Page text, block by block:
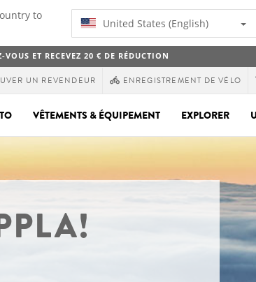
to
United States (English)
VOUS ET RECEVEZ 20 € DE RÉDUCTION
UN REVENDEUR ENREGISTREMENT DE VÉLO
VÊTEMENTS & ÉQUIPEMENT EXPLORER